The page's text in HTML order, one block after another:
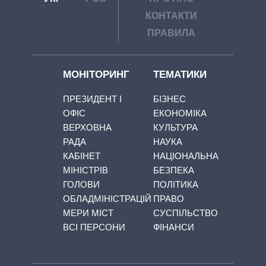
КОНТАКТИ
ПРАВИЛА
МОНІТОРИНГ
ПРЕЗИДЕНТ І
ОФІС
ВЕРХОВНА
РАДА
КАБІНЕТ
МІНІСТРІВ
ГОЛОВИ
ОБЛАДМІНІСТРАЦІЙ
МЕРИ МІСТ
ВСІ ПЕРСОНИ
ТЕМАТИКИ
БІЗНЕС
ЕКОНОМІКА
КУЛЬТУРА
НАУКА
НАЦІОНАЛЬНА
БЕЗПЕКА
ПОЛІТИКА
ПРАВО
СУСПІЛЬСТВО
ФІНАНСИ